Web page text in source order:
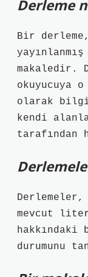
Derleme
Bir
makaledir.
okuyucuya
olarak bilgi
kendi
tarafından
mevcut
durumunu